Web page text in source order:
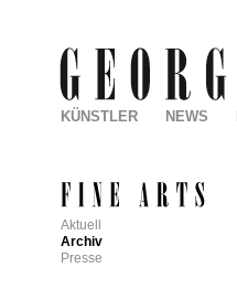
KÜNSTLER NEWS
Aktuell
Archiv
Presse